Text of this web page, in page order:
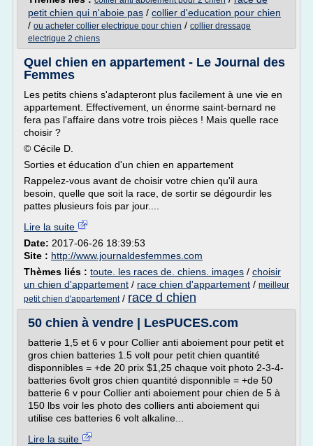
petit chien qui n'aboie pas / collier d'education pour chien
/ ou acheter collier electrique pour chien / collier dressage
electrique 2 chiens
Quel chien en appartement - Le Journal des
Femmes
Les petits chiens s'adapteront plus facilement à une vie en
appartement. Effectivement, un énorme saint-bernard ne
fera pas l'affaire dans votre trois pièces ! Mais quelle race
choisir ?
© Cécile D.
Sorties et éducation d'un chien en appartement
Rappelez-vous avant de choisir votre chien qu'il aura
besoin, quelle que soit la race, de sortir se dégourdir les
pattes plusieurs fois par jour....
Lire la suite
Date: 2017-06-26 18:39:53
Site : http://www.journaldesfemmes.com
Thèmes liés : toute. les races de. chiens. images / choisir
un chien d'appartement / race chien d'appartement / meilleur
petit chien d'appartement/ race d chien
50 chien à vendre | LesPUCES.com
batterie 1,5 et 6 v pour Collier anti aboiement pour petit et
gros chien batteries 1.5 volt pour petit chien quantité
disponnibles = +de 20 prix $1,25 chaque voit photo 2-3-4-
batteries 6volt gros chien quantité disponnible = +de 50
batterie 6 v pour Collier anti aboiement pour chien de 5 à
150 lbs voir les photo des colliers anti aboiement qui
utilise ces batteries 6 volt alkaline...
Lire la suite